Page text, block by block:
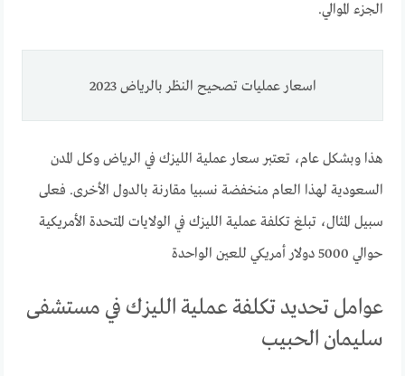
الجزء الموالي.
اسعار عمليات تصحيح النظر بالرياض 2023
هذا وبشكل عام، تعتبر سعار عملية الليزك في الرياض وكل المدن
السعودية لهذا العام منخفضة نسبيا مقارنة بالدول الأخرى. فعلى
سبيل المثال، تبلغ تكلفة عملية الليزك في الولايات المتحدة الأمريكية
حوالي 5000 دولار أمريكي للعين الواحدة
عوامل تحديد تكلفة عملية الليزك في مستشفى
سليمان الحبيب